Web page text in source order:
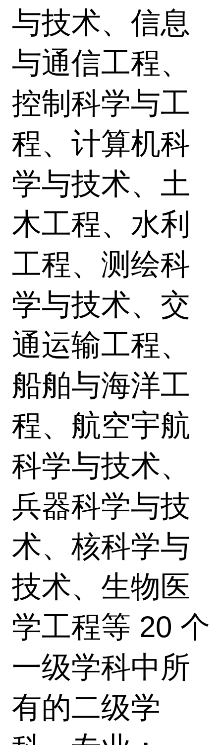
与技术、信息
与通信工程、
控制科学与工
程、计算机科
学与技术、土
木工程、水利
工程、测绘科
学与技术、交
通运输工程、
船舶与海洋工
程、航空宇航
科学与技术、
兵器科学与技
术、核科学与
技术、生物医
学工程等 20 个
一级学科中所
有的二级学